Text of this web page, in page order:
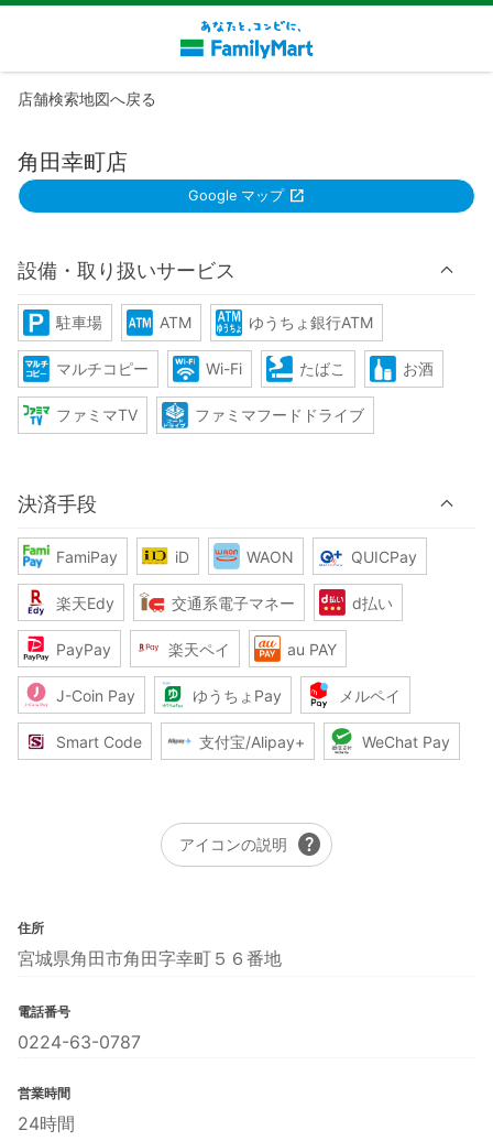
店舗検索地図へ戻る
角田幸町店
Google マップ
設備・取り扱いサービス
駐車場 ATM ゆうちょ銀行ATM
マルチコピー Wi-Fi たばこ お酒
ファミマTV ファミマフードドライブ
決済手段
FamiPay iD WAON QUICPay
楽天Edy 交通系電子マネー d払い
PayPay 楽天ペイ au PAY
J-Coin Pay ゆうちょPay メルペイ
Smart Code 支付宝/Alipay+ WeChat Pay
アイコンの説明 help
住所
宮城県角田市角田字幸町５６番地
電話番号
0224-63-0787
営業時間
24時間